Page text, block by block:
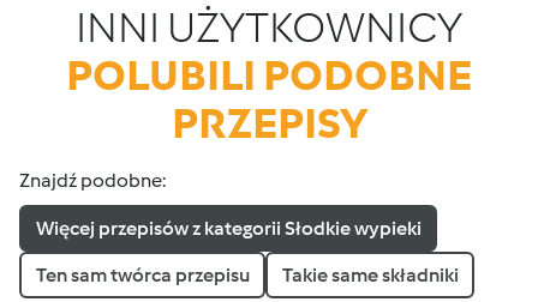
INNI UŻYTKOWNICY
POLUBILI PODOBNE
PRZEPISY
Znajdź podobne:
Więcej przepisów z kategorii Słodkie wypieki
Ten sam twórca przepisu Takie same składniki